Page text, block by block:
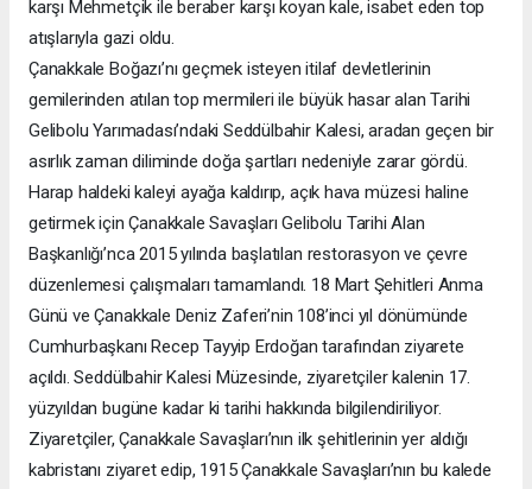
karşı Mehmetçik ile beraber karşı koyan kale, isabet eden top
atışlarıyla gazi oldu.
Çanakkale Boğazı’nı geçmek isteyen itilaf devletlerinin
gemilerinden atılan top mermileri ile büyük hasar alan Tarihi
Gelibolu Yarımadası’ndaki Seddülbahir Kalesi, aradan geçen bir
asırlık zaman diliminde doğa şartları nedeniyle zarar gördü.
Harap haldeki kaleyi ayağa kaldırıp, açık hava müzesi haline
getirmek için Çanakkale Savaşları Gelibolu Tarihi Alan
Başkanlığı’nca 2015 yılında başlatılan restorasyon ve çevre
düzenlemesi çalışmaları tamamlandı. 18 Mart Şehitleri Anma
Günü ve Çanakkale Deniz Zaferi’nin 108’inci yıl dönümünde
Cumhurbaşkanı Recep Tayyip Erdoğan tarafından ziyarete
açıldı. Seddülbahir Kalesi Müzesinde, ziyaretçiler kalenin 17.
yüzyıldan bugüne kadar ki tarihi hakkında bilgilendiriliyor.
Ziyaretçiler, Çanakkale Savaşları’nın ilk şehitlerinin yer aldığı
kabristanı ziyaret edip, 1915 Çanakkale Savaşları’nın bu kalede